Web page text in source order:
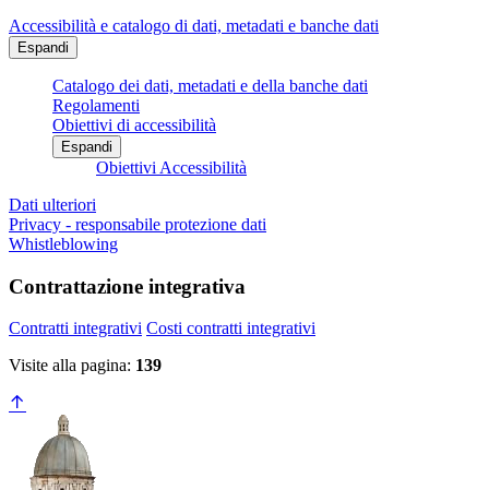
Accessibilità e catalogo di dati, metadati e banche dati
Espandi
Catalogo dei dati, metadati e della banche dati
Regolamenti
Obiettivi di accessibilità
Espandi
Obiettivi Accessibilità
Dati ulteriori
Privacy - responsabile protezione dati
Whistleblowing
Contrattazione integrativa
Contratti integrativi Costi contratti integrativi
Visite alla pagina: 139